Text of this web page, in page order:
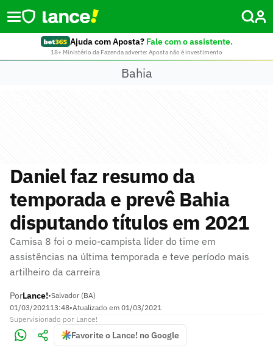
Ajuda com Aposta? Fale com o assistente.
18+ Ministério da Fazenda adverte: Aposta não é investimento
Bahia
Daniel faz resumo da
temporada e prevê Bahia
disputando títulos em 2021
Camisa 8 foi o meio-campista líder do time em
assistências na última temporada e teve período mais
artilheiro da carreira
PorLance!•Salvador (BA)
01/03/202113:48•Atualizado em 01/03/2021
Supervisionado por Lance!
Favorite o Lance! no Google